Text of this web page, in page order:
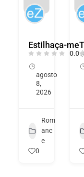
Estilhaça-me
0.0
agosto
8,
2026
Rom
anc
e
0